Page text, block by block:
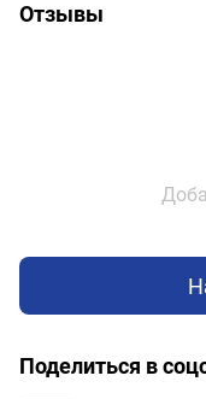
Отзывы
Поделиться в